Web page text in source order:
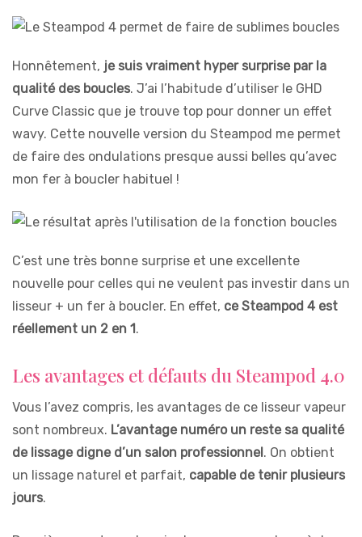
Honnêtement, je suis vraiment hyper surprise par la
qualité des boucles. J’ai l’habitude d’utiliser le GHD
Curve Classic que je trouve top pour donner un effet
wavy. Cette nouvelle version du Steampod me permet
de faire des ondulations presque aussi belles qu’avec
mon fer à boucler habituel !
C’est une très bonne surprise et une excellente
nouvelle pour celles qui ne veulent pas investir dans un
lisseur + un fer à boucler. En effet, ce Steampod 4 est
réellement un 2 en 1.
Les avantages et défauts du Steampod 4.0
Vous l’avez compris, les avantages de ce lisseur vapeur
sont nombreux. L’avantage numéro un reste sa qualité
de lissage digne d’un salon professionnel. On obtient
un lissage naturel et parfait, capable de tenir plusieurs
jours.